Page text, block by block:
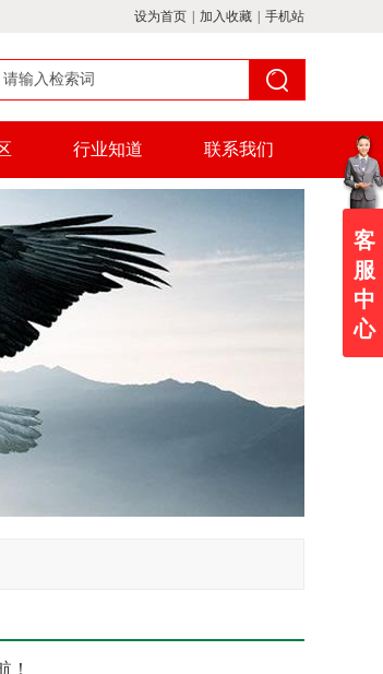
设为首页 加入收藏 手机站
行业知道 联系我们
！
客
服
中
心